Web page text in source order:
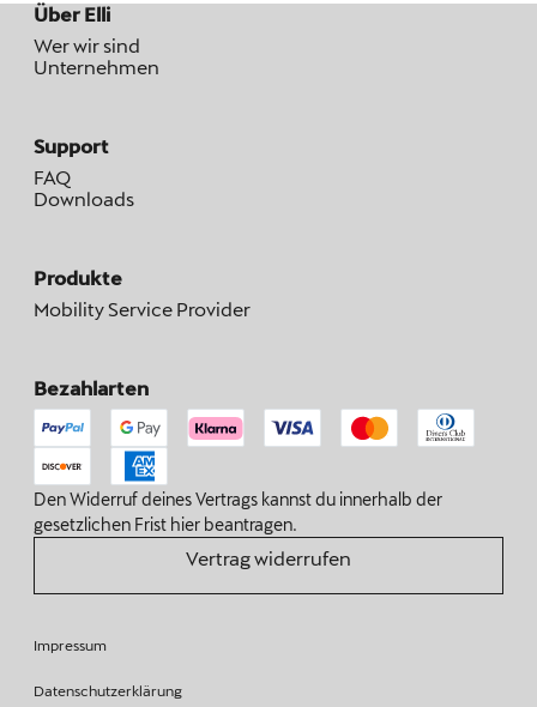
Über Elli
Wer wir sind
Unternehmen
Support
FAQ
Downloads
Produkte
Mobility Service Provider
Bezahlarten
Den Widerruf deines Vertrags kannst du innerhalb der
gesetzlichen Frist hier beantragen.
Vertrag widerrufen
Impressum
Datenschutzerklärung